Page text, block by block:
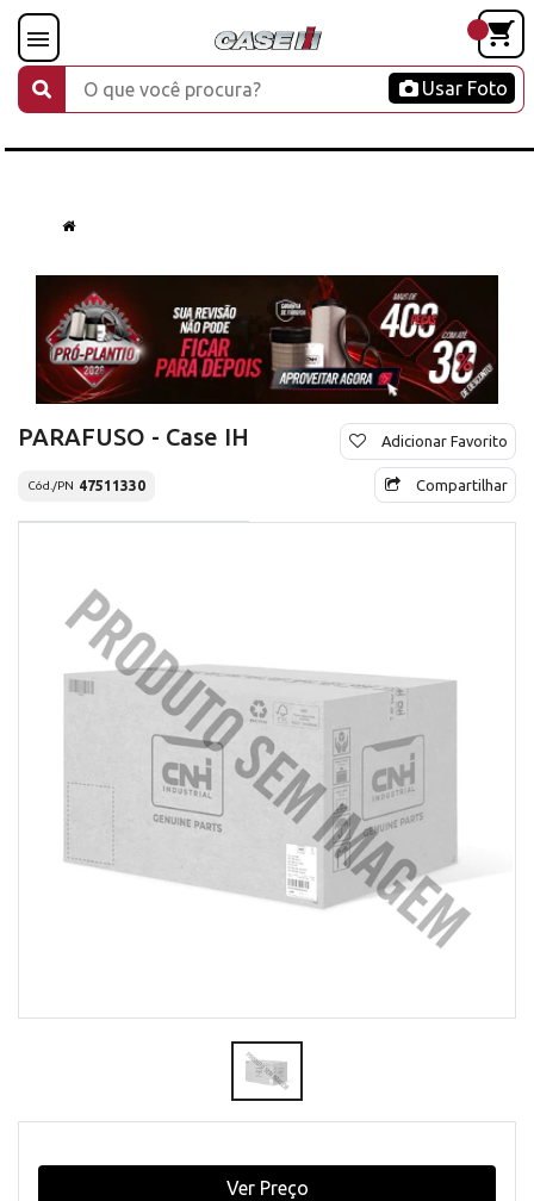
Usar Foto
PARAFUSO - Case IH
Cód./PN 47511330
Adicionar Favorito
Compartilhar
Ver Preço